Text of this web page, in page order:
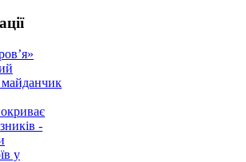
-
у